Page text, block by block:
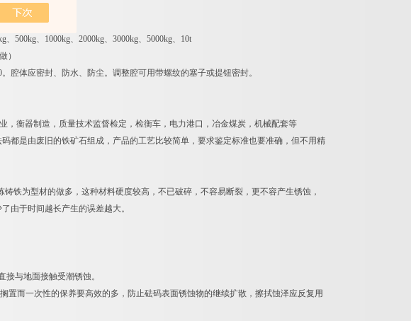
500kg、1000kg、2000kg、3000kg、5000kg、10t
）
腔体应密封、防水、防尘。调整腔可用带螺纹的塞子或提钮密封。
，衡器制造，质量技术监督检定，检衡车，电力港口，冶金煤炭，机械配套等
都是由废旧的铁矿石组成，产品的工艺比较简单，要求鉴定标准也要准确，但不用精
铁为型材的做多，这种材料硬度较高，不已破碎，不容易断裂，更不容产生锈蚀，
由于时间越长产生的误差越大。
与地面接触受潮锈蚀。
置而一次性的保养要高效的多，防止砝码表面锈蚀物的继续扩散，擦拭蚀泽应反复用